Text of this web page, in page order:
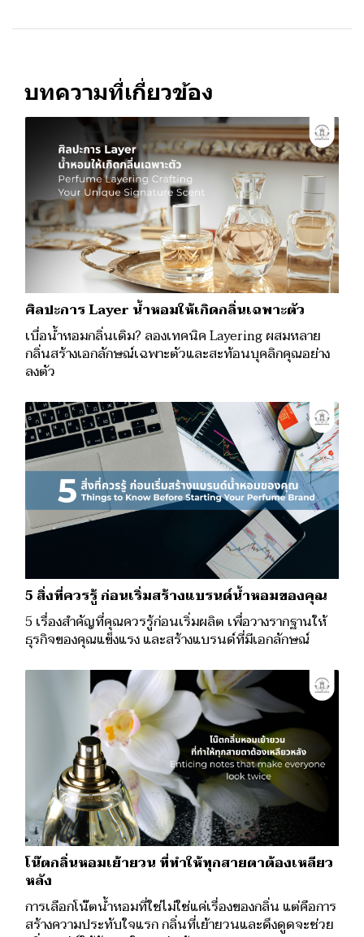
บทความที่เกี่ยวข้อง
ศิลปะการ Layer น้ำหอมให้เกิดกลิ่นเฉพาะตัว
เบื่อน้ำหอมกลิ่นเดิม? ลองเทคนิค Layering ผสมหลาย
กลิ่นสร้างเอกลักษณ์เฉพาะตัวและสะท้อนบุคลิกคุณอย่าง
ลงตัว
5 สิ่งที่ควรรู้ ก่อนเริ่มสร้างแบรนด์น้ำหอมของคุณ
5 เรื่องสำคัญที่คุณควรรู้ก่อนเริ่มผลิต เพื่อวางรากฐานให้
ธุรกิจของคุณแข็งแรง และสร้างแบรนด์ที่มีเอกลักษณ์
โน๊ตกลิ่นหอมเย้ายวน ที่ทำให้ทุกสายตาต้องเหลียว
หลัง
การเลือกโน๊ตน้ำหอมที่ใช่ไม่ใช่แค่เรื่องของกลิ่น แต่คือการ
สร้างความประทับใจแรก กลิ่นที่เย้ายวนและดึงดูดจะช่วย